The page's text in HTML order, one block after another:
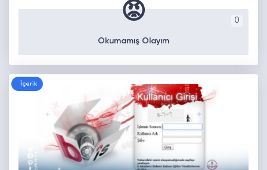
0
😡
Okumamış Olayım
İçerik